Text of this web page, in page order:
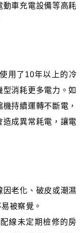
車充電設備等高耗
用了10年以上的冷
消耗更多電力。如
持續運轉不斷電，
造成異常耗電，讓電
老化、破皮或潮濕
被察覺。
線未定期檢修的房